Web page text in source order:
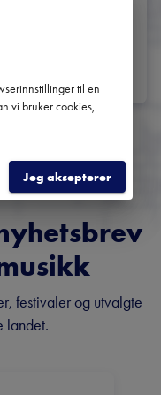
website
Telemark
festivaler og utvalgte
landet.
til en
vi bruker cookies,
Jeg aksepterer